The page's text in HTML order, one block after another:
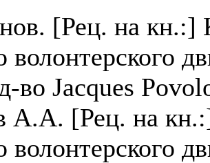
[Рец. на кн.:]
волонтерского
во Jacques
А.А. [Рец. на
волонтерского